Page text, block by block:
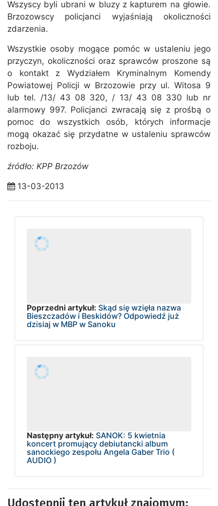
Wszyscy byli ubrani w bluzy z kapturem na głowie.
Brzozowscy policjanci wyjaśniają okoliczności
zdarzenia.
Wszystkie osoby mogące pomóc w ustaleniu jego
przyczyn, okoliczności oraz sprawców proszone są
o kontakt z Wydziałem Kryminalnym Komendy
Powiatowej Policji w Brzozowie przy ul. Witosa 9
lub tel. /13/ 43 08 320, / 13/ 43 08 330 lub nr
alarmowy 997. Policjanci zwracają się z prośbą o
pomoc do wszystkich osób, których informacje
mogą okazać się przydatne w ustaleniu sprawców
rozboju.
źródło: KPP Brzozów
13-03-2013
Poprzedni artykuł: Skąd się wzięła nazwa
Bieszczadów i Beskidów? Odpowiedź już
dzisiaj w MBP w Sanoku
Następny artykuł: SANOK: 5 kwietnia
koncert promujący debiutancki album
sanockiego zespołu Angela Gaber Trio (
AUDIO )
Udostępnij ten artykuł znajomym: